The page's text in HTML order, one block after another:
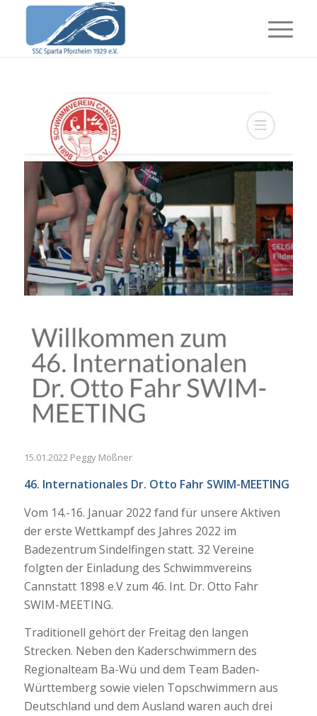
15.01.2022 Peggy Mößner
46. Internationales Dr. Otto Fahr SWIM-MEETING
Vom 14.-16. Januar 2022 fand für unsere Aktiven
der erste Wettkampf des Jahres 2022 im
Badezentrum Sindelfingen statt. 32 Vereine
folgten der Einladung des Schwimmvereins
Cannstatt 1898 e.V zum 46. Int. Dr. Otto Fahr
SWIM-MEETING.
Traditionell gehört der Freitag den langen
Strecken. Neben den Kaderschwimmern des
Regionalteam Ba-Wü und dem Team Baden-
Württemberg sowie vielen Topschwimmern aus
Deutschland und dem Ausland waren auch drei